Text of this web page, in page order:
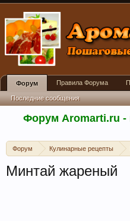
Форум Aromarti.ru -
Форум Кулинарные рецепты
Минтай жареный
Форум
Последние сообщения
Правила Форума